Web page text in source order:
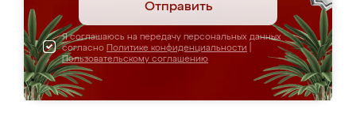
Отправить
Я соглашаюсь на передачу персональных данных
согласно Политике конфиденциальности
Пользовательскому соглашению